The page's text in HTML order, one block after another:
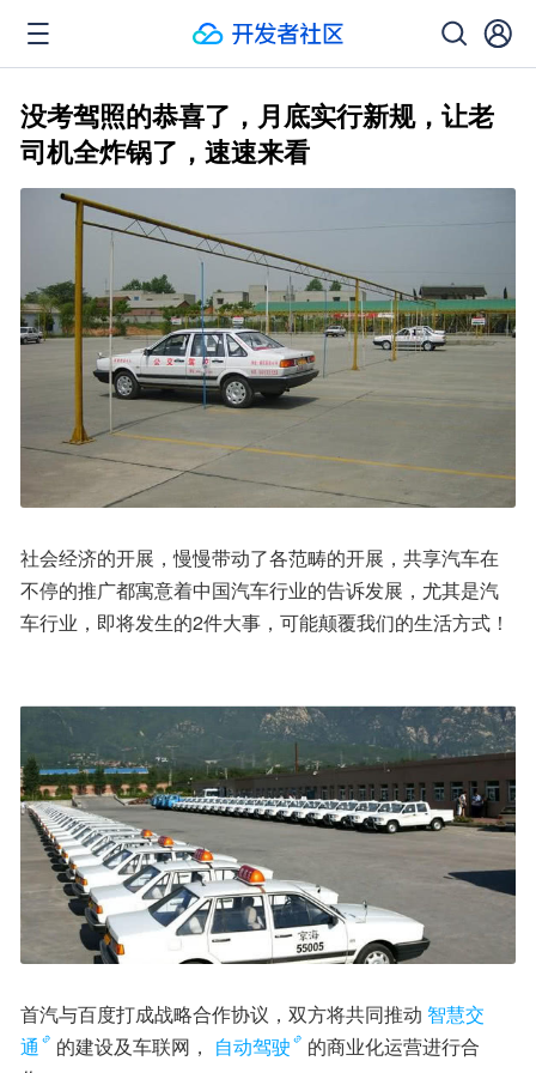
没考驾照的恭喜了，月底实行新规，让老
司机全炸锅了，速速来看
社会经济的开展，慢慢带动了各范畴的开展，共享汽车在
不停的推广都寓意着中国汽车行业的告诉发展，尤其是汽
车行业，即将发生的2件大事，可能颠覆我们的生活方式！
首汽与百度打成战略合作协议，双方将共同推动 智慧交
通
的建设及车联网， 自动驾驶
的商业化运营进行合